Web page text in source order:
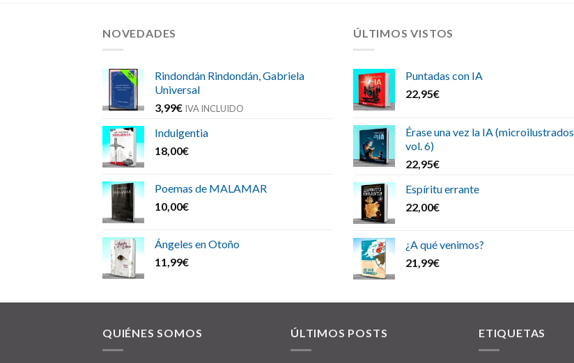
NOVEDADES
Rindondán Rindondán, Gabriela
Universal
3,99€ IVA INCLUIDO
Indulgentia
18,00€
Poemas de MALAMAR
10,00€
Ángeles en Otoño
11,99€
ÚLTIMOS VISTOS
Puntadas con IA
22,95€
Érase una vez la IA (microilustrados
vol. 6)
22,95€
Espíritu errante
22,00€
¿A qué venimos?
21,99€
QUIÉNES SOMOS ÚLTIMOS POSTS ETIQUETAS